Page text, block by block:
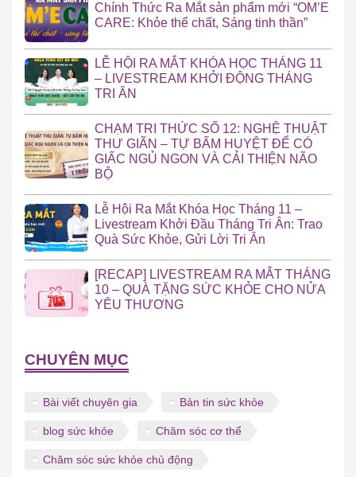
Chính Thức Ra Mắt sản phẩm mới “OM’E
CARE: Khỏe thể chất, Sáng tinh thần”
LỄ HỘI RA MẮT KHÓA HỌC THÁNG 11
– LIVESTREAM KHỞI ĐỘNG THÁNG
TRI ÂN
CHẠM TRI THỨC SỐ 12: NGHỆ THUẬT
THƯ GIÃN – TỰ BẤM HUYỆT ĐỂ CÓ
GIẤC NGỦ NGON VÀ CẢI THIỆN NÃO
BỘ
Lễ Hội Ra Mắt Khóa Học Tháng 11 –
Livestream Khởi Đầu Tháng Tri Ân: Trao
Quà Sức Khỏe, Gửi Lời Tri Ân
[RECAP] LIVESTREAM RA MẮT THÁNG
10 – QUÀ TẶNG SỨC KHỎE CHO NỬA
YÊU THƯƠNG
CHUYÊN MỤC
Bài viết chuyên gia Bản tin sức khỏe
blog sức khỏe Chăm sóc cơ thể
Chăm sóc sức khỏe chủ động